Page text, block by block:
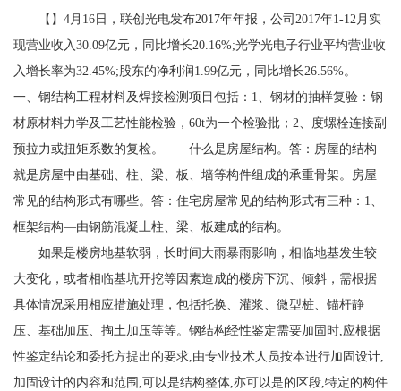
【】4月16日，联创光电发布2017年年报，公司2017年1-12月实
现营业收入30.09亿元，同比增长20.16%;光学光电子行业平均营业收
入增长率为32.45%;股东的净利润1.99亿元，同比增长26.56%。
一、钢结构工程材料及焊接检测项目包括：1、钢材的抽样复验：钢
材原材料力学及工艺性能检验，60t为一个检验批；2、度螺栓连接副
预拉力或扭矩系数的复检。 什么是房屋结构。答：房屋的结构
就是房屋中由基础、柱、梁、板、墙等构件组成的承重骨架。房屋
常见的结构形式有哪些。答：住宅房屋常见的结构形式有三种：1、
框架结构—由钢筋混凝土柱、梁、板建成的结构。
如果是楼房地基软弱，长时间大雨暴雨影响，相临地基发生较
大变化，或者相临基坑开挖等因素造成的楼房下沉、倾斜，需根据
具体情况采用相应措施处理，包括托换、灌浆、微型桩、锚杆静
压、基础加压、掏土加压等等。钢结构经性鉴定需要加固时,应根据
性鉴定结论和委托方提出的要求,由专业技术人员按本进行加固设计,
加固设计的内容和范围,可以是结构整体,亦可以是的区段,特定的构件